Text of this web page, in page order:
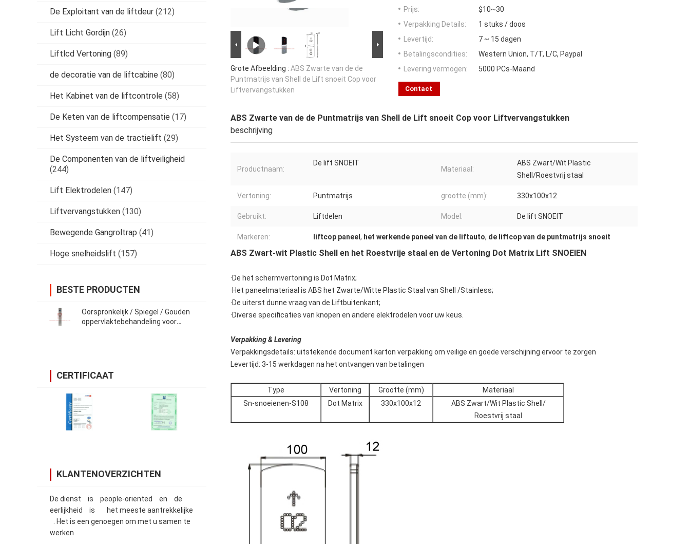
De Exploitant van de liftdeur (212)
Lift Licht Gordijn (26)
Liftlcd Vertoning (89)
de decoratie van de liftcabine (80)
Het Kabinet van de liftcontrole (58)
De Keten van de liftcompensatie (17)
Het Systeem van de tractielift (29)
De Componenten van de liftveiligheid
(244)
Lift Elektrodelen (147)
Liftvervangstukken (130)
Bewegende Gangroltrap (41)
Hoge snelheidslift (157)
BESTE PRODUCTEN
Oorspronkelijk / Spiegel / Gouden
oppervlaktebehandeling voor
CERTIFICAAT
KLANTENOVERZICHTEN
De dienst is people-oriented en de
eerlijkheid is het meeste aantrekkelijke
. Het is een genoegen om met u samen te
werken
Grote Afbeelding : ABS Zwarte van de de
Puntmatrijs van Shell de Lift snoeit Cop voor
Liftvervangstukken
Prijs:
$10~30
Verpakking Details:
1 stuks / doos
Levertijd:
7 ~ 15 dagen
Betalingscondities:
Western Union, T/T, L/C, Paypal
Levering vermogen:
5000 PCs-Maand
Contact
ABS Zwarte van de de Puntmatrijs van Shell de Lift snoeit Cop voor Liftvervangstukken
beschrijving
Productnaam:
De lift SNOEIT
Materiaal:
ABS Zwart/Wit Plastic
Shell/Roestvrij staal
Vertoning: Puntmatrijs grootte (mm): 330x100x12
Gebruikt: Liftdelen Model: De lift SNOEIT
Markeren: liftcop paneel , het werkende paneel van de liftauto, de liftcop van de puntmatrijs snoeit
ABS Zwart-wit Plastic Shell en het Roestvrije staal en de Vertoning Dot Matrix Lift SNOEIEN
·De het schermvertoning is Dot Matrix;
·Het paneelmateriaal is ABS het Zwarte/Witte Plastic Staal van Shell /Stainless;
·De uiterst dunne vraag van de Liftbuitenkant;
·Diverse specificaties van knopen en andere elektrodelen voor uw keus.
Verpakking & Levering
Verpakkingsdetails: uitstekende document karton verpakking om veilige en goede verschijning ervoor te zorgen
Levertijd: 3-15 werkdagen na het ontvangen van betalingen
Type Vertoning Grootte (mm)
Materiaal
Sn-snoeienen-S108
Dot Matrix 330x100x12
ABS Zwart/Wit Plastic Shell/
Roestvrij staal